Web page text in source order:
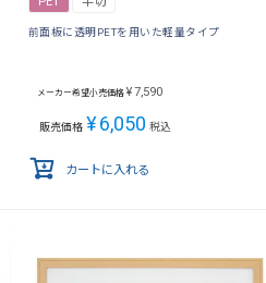
前面板に透明PETを用いた軽量タイプ
メーカー希望小売価格 ¥7,590
販売価格 ¥6,050 税込
カートに入れる